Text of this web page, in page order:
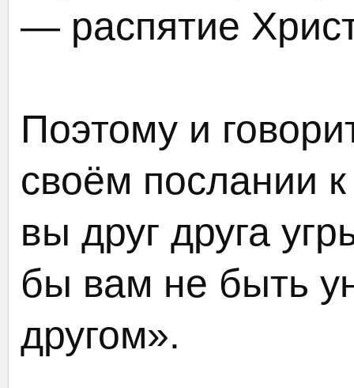
— распятие
Поэтому и
своём послании
вы друг друга
бы вам не быть
другом».